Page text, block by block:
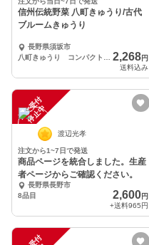
信州伝統野菜 八町きゅうり/古代
ブルームきゅうり
長野県須坂市
2,268円
送料込み
注
文
受
付
停
止
中
渡辺光孝
注文から1~7日で発送
商品ページを統合しました。生産
者ページからご確認ください。
長野県長野市
8品目
2,600円
+送料965円